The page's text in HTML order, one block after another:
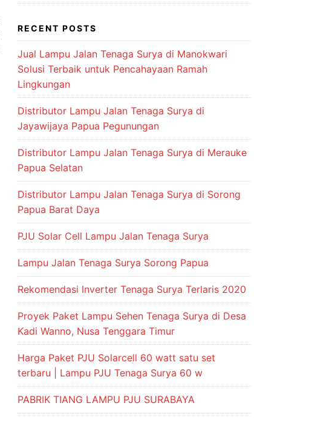
RECENT POSTS
Jual Lampu Jalan Tenaga Surya di Manokwari
Solusi Terbaik untuk Pencahayaan Ramah
Lingkungan
Distributor Lampu Jalan Tenaga Surya di
Jayawijaya Papua Pegunungan
Distributor Lampu Jalan Tenaga Surya di Merauke
Papua Selatan
Distributor Lampu Jalan Tenaga Surya di Sorong
Papua Barat Daya
PJU Solar Cell Lampu Jalan Tenaga Surya
Lampu Jalan Tenaga Surya Sorong Papua
Rekomendasi Inverter Tenaga Surya Terlaris 2020
Proyek Paket Lampu Sehen Tenaga Surya di Desa
Kadi Wanno, Nusa Tenggara Timur
Harga Paket PJU Solarcell 60 watt satu set
terbaru | Lampu PJU Tenaga Surya 60 w
PABRIK TIANG LAMPU PJU SURABAYA